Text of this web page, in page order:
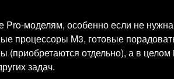
Pro-моделям, особенно если не нужна
процессоры M3, готовые
отдельно), а в целом
задач.